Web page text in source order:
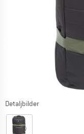
Detaljbilder